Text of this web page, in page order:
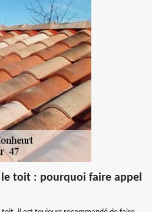
toit : pourquoi faire appel